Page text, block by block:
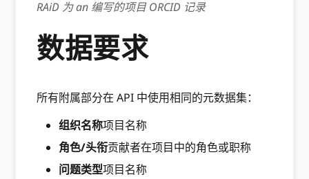
RAiD 为 an 编写的项目 ORCID 记录
数据要求
所有附属部分在 API 中使用相同的元数据集：
组织名称项目名称
角色/头衔贡献者在项目中的角色或职称
问题类型项目名称